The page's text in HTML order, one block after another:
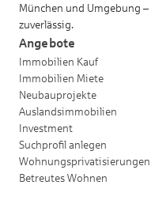
München und Umgebung
zuverlässig.
Angebote
Immobilien Kauf
Immobilien Miete
Neubauprojekte
Auslandsimmobilien
Investment
Suchprofil anlegen
Wohnungsprivatisierungen
Betreutes Wohnen